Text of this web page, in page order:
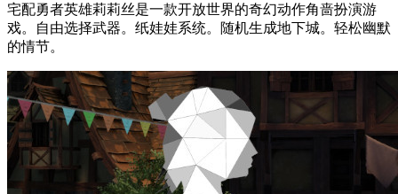
宅配勇者英雄莉莉丝是一款开放世界的奇幻动作角啬扮演游
戏。自由选择武器。纸娃娃系统。随机生成地下城。轻松幽默
的情节。